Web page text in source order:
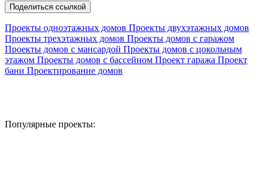
Поделиться ссылкой
Проекты одноэтажных домов Проекты двухэтажных домов
Проекты трехэтажных домов Проекты домов с гаражом
Проекты домов с мансардой Проекты домов с цокольным
этажом Проекты домов с бассейном Проект гаража Проект
бани Проектирование домов
Популярные проекты: